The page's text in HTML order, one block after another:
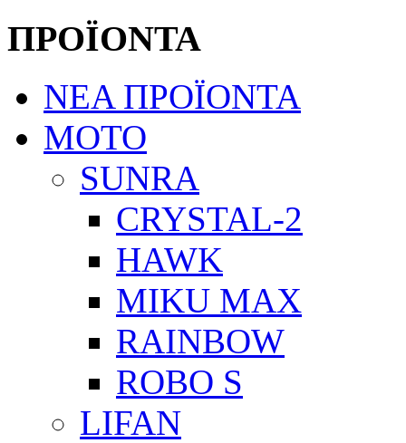
ΠΡΟΪΟΝΤΑ
ΝΕΑ ΠΡΟΪΟΝΤΑ
ΜΟΤΟ
SUNRA
CRYSTAL-2
HAWK
MIKU MAX
RAINBOW
ROBO S
LIFAN